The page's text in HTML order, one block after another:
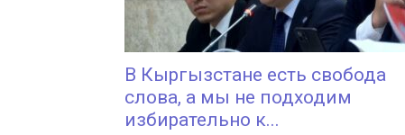
В Кыргызстане есть свобода
слова, а мы не подходим
избирательно к...